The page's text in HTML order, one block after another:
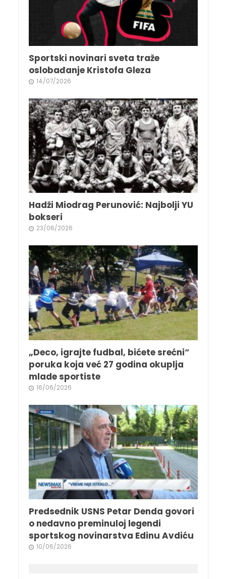
Sportski novinari sveta traže
oslobađanje Kristofa Gleza
14/07/2026
Hadži Miodrag Perunović: Najbolji YU
bokseri
23/06/2026
„Deco, igrajte fudbal, bićete srećni“
poruka koja već 27 godina okuplja
mlade sportiste
16/06/2026
Predsednik USNS Petar Denda govori
o nedavno preminuloj legendi
sportskog novinarstva Edinu Avdiću
10/06/2026